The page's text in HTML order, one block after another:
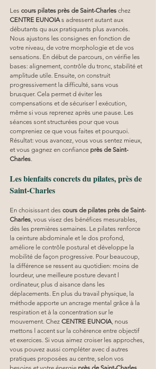
Les cours pilates près de Saint-Charles chez
CENTRE EUNOIA s adressent autant aux
débutants qu aux pratiquants plus avancés.
Nous ajustons les consignes en fonction de
votre niveau, de votre morphologie et de vos
sensations. En début de parcours, on vérifie les
bases: alignement, contrôle du tronc, stabilité et
amplitude utile. Ensuite, on construit
progressivement la difficulté, sans vous
brusquer. Cela permet d éviter les
compensations et de sécuriser l exécution,
même si vous reprenez après une pause. Les
séances sont structurées pour que vous
compreniez ce que vous faites et pourquoi.
Résultat: vous avancez, vous vous sentez mieux,
et vous gagnez en confiance près de Saint-
Charles.
Les bienfaits concrets du pilates, près de
Saint-Charles
En choisissant des cours de pilates près de Saint-
Charles , vous visez des bénéfices mesurables,
dès les premières semaines. Le pilates renforce
la ceinture abdominale et le dos profond,
améliore le contrôle postural et développe la
mobilité de façon progressive. Pour beaucoup,
la différence se ressent au quotidien: moins de
lourdeur, une meilleure posture devant l
ordinateur, plus d aisance dans les
déplacements. En plus du travail physique, la
méthode apporte un ancrage mental grâce à la
respiration et à la concentration sur le
mouvement. Chez CENTRE EUNOIA , nous
mettons l accent sur la cohérence entre objectif
et exercices. Si vous aimez croiser les approches,
vous pouvez aussi compléter avec d autres
pratiques proposées au centre, selon vos